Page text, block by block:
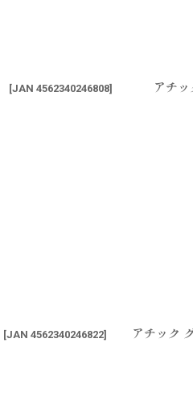
[JAN 4562340246808] アチ
[JAN 4562340246822]
アチック